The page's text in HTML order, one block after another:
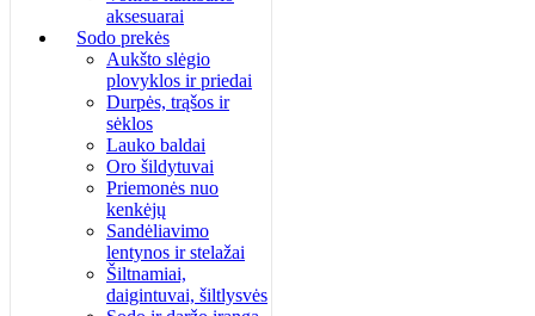
aksesuarai
Sodo prekės
Aukšto slėgio
plovyklos ir priedai
Durpės, trąšos ir
sėklos
Lauko baldai
Oro šildytuvai
Priemonės nuo
kenkėjų
Sandėliavimo
lentynos ir stelažai
Šiltnamiai,
daigintuvai, šiltlysvės